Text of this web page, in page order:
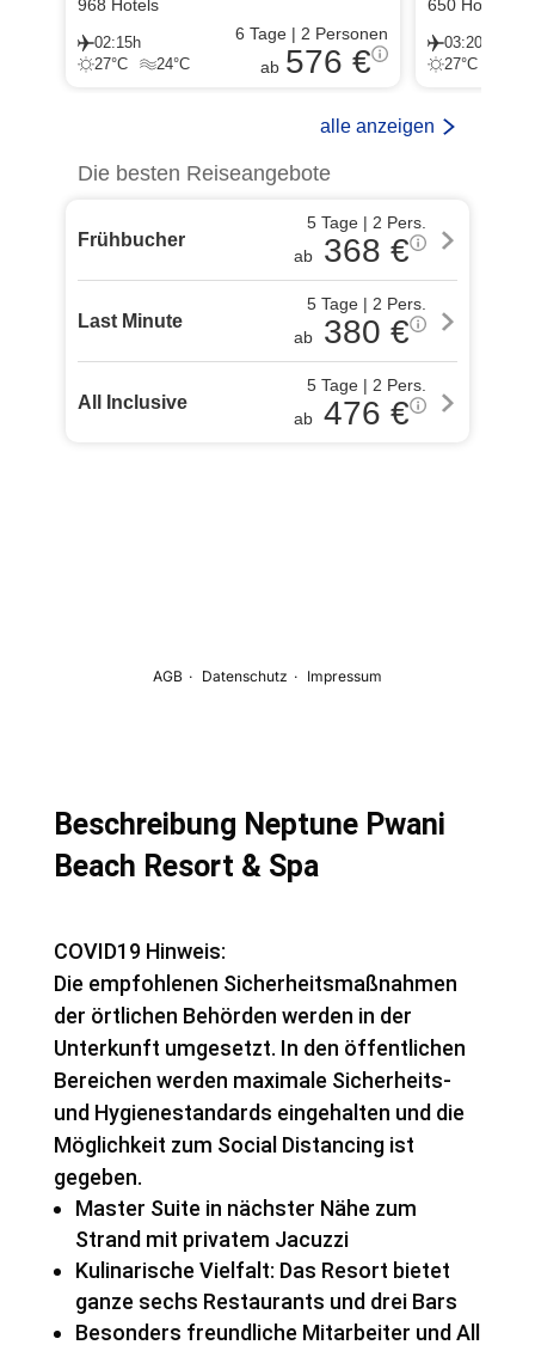
Beschreibung Neptune Pwani
Beach Resort & Spa
COVID19 Hinweis:
Die empfohlenen Sicherheitsmaßnahmen
der örtlichen Behörden werden in der
Unterkunft umgesetzt. In den öffentlichen
Bereichen werden maximale Sicherheits-
und Hygienestandards eingehalten und die
Möglichkeit zum Social Distancing ist
gegeben.
Master Suite in nächster Nähe zum
Strand mit privatem Jacuzzi
Kulinarische Vielfalt: Das Resort bietet
ganze sechs Restaurants und drei Bars
Besonders freundliche Mitarbeiter und All